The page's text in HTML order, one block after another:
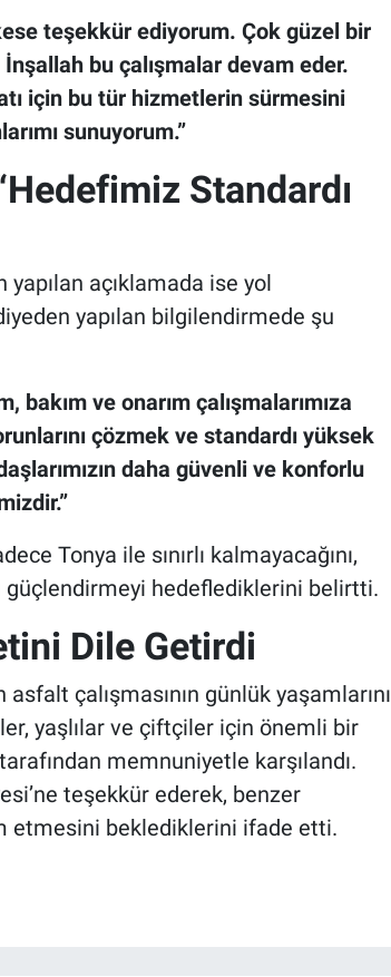
teşekkür ediyorum. Çok güzel bir
bu çalışmalar devam eder.
için bu tür hizmetlerin sürmesini
sunuyorum.”
Standardı
açıklamada ise yol
yapılan bilgilendirmede şu
bakım ve onarım çalışmalarımıza
çözmek ve standardı yüksek
daha güvenli ve konforlu
Tonya ile sınırlı kalmayacağını,
güçlendirmeyi hedeflediklerini belirtti.
Dile Getirdi
çalışmasının günlük yaşamlarını
yaşlılar ve çiftçiler için önemli bir
memnuniyetle karşılandı.
teşekkür ederek, benzer
etmesini beklediklerini ifade etti.